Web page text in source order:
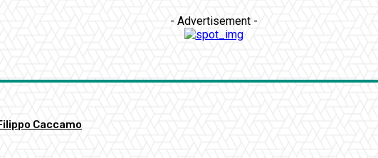
- Advertisement -
Caccamo